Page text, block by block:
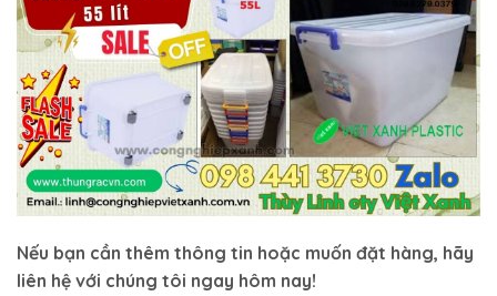
Nếu bạn cần thêm thông tin hoặc muốn đặt hàng, hãy
liên hệ với chúng tôi ngay hôm nay!